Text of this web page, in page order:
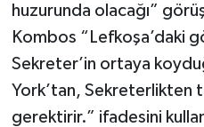
huzurunda olacağı”
Kombos “Lefkoşa’daki
Sekreter’in ortaya
York’tan, Sekreterlikten
gerektirir.” ifadesini